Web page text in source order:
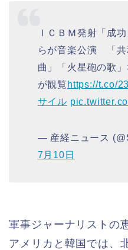
ＩＣＢＭ発射「成
らが音楽公演 「共
曲」「火星砲の歌
が観覧https://t.co/
サイル
— 産経ニュース
7月10日
軍事ジャーナリストの
アメリカと韓国では、